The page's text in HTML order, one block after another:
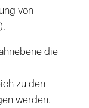
von
die
zu den
werden.